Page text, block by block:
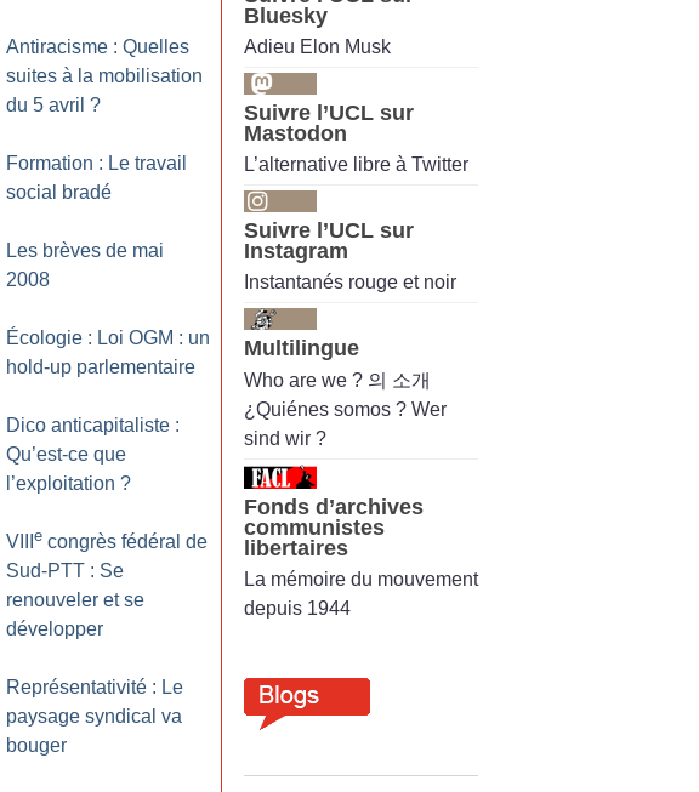
Antiracisme : Quelles
suites à la mobilisation
du 5 avril ?
Formation : Le travail
social bradé
Les brèves de mai
2008
Écologie : Loi OGM : un
hold-up parlementaire
Dico anticapitaliste :
Qu’est-ce que
l’exploitation ?
VIII e congrès fédéral de
Sud-PTT : Se
renouveler et se
développer
Représentativité : Le
paysage syndical va
bouger
Bluesky
Adieu Elon Musk
Suivre l’UCL sur
Mastodon
L’alternative libre à Twitter
Suivre l’UCL sur
Instagram
Instantanés rouge et noir
Multilingue
Who are we ? 의 소개
¿Quiénes somos ? Wer
sind wir ?
Fonds d’archives
communistes
libertaires
La mémoire du mouvement
depuis 1944